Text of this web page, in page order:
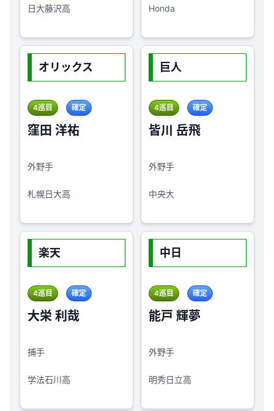
日大藤沢高 Honda
オリックス
4巡目 確定
窪田 洋祐
外野手
札幌日大高
巨人
4巡目 確定
皆川 岳飛
外野手
中央大
楽天
4巡目 確定
大栄 利哉
捕手
学法石川高
中日
4巡目 確定
能戸 輝夢
外野手
明秀日立高